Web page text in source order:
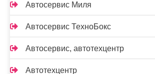
Автосервис Миля
Автосервис ТехноБокс
Автосервис, автотехцентр
Автотехцентр